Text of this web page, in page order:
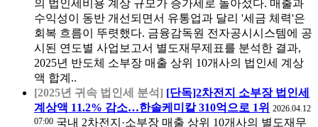
의 법인세비용 계상 규모가 증가세로 돌아섰다. 매출과
수익성이 동반 개선되면서 유통업과 달리 '세금 체력'은
회복 흐름이 뚜렷했다. 금융감독원 전자공시시스템에 공
시된 연도별 사업보고서 별도재무제표를 분석한 결과,
2025년 반도체 소부장 매출 상위 10개사의 법인세 계상
액 합계..
[2025년 귀속 법인세 분석] [단독]2차전지 소부장 법인세
계상액 11.2% 감소…한솔케미칼 310억으로 1위 2026.04.12
07:00 국내 2차전지·소부장 매출 상위 10개사의 별도재무